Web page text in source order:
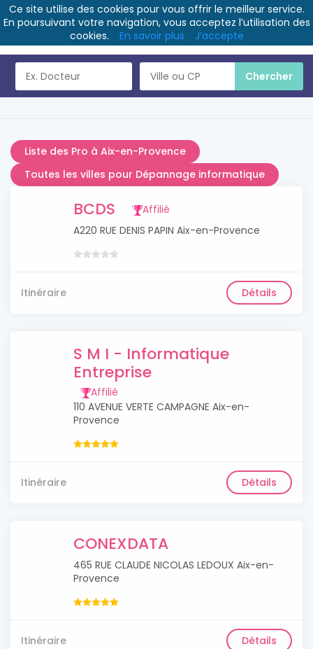
Liste des Pro à Aix-en-Provence
Toutes les villes pour Dépannage informatique
BCDS
Affilié
A220 RUE DENIS PAPIN Aix-en-Provence
Itinéraire Détails
S M I - Informatique
Entreprise
Affilié
110 AVENUE VERTE CAMPAGNE Aix-en-
Provence
Itinéraire Détails
CONEXDATA
465 RUE CLAUDE NICOLAS LEDOUX Aix-en-
Provence
Itinéraire Détails
Ce site utilise des cookies pour vous offrir le meilleur service.
En poursuivant votre navigation, vous acceptez l’utilisation des
cookies.
En savoir plus J’accepte